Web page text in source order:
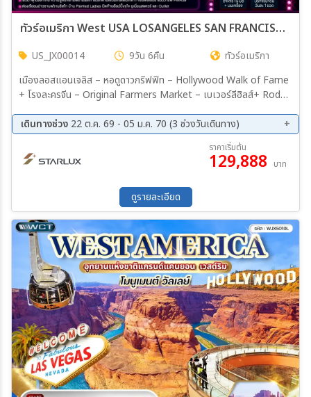
ทัวร์อเมริกา West USA LOSANGELES SAN FRANCISCO LAS VEGAS 9วัน 6คืน (JX)
US_JX00014 9วัน 6คืน
ทัวร์อเมริกา
เมืองลอสแอนเจลิส – หอดูดาวกริฟฟิท – Hollywood Walk of Fame
+ โรงละครจีน – Original Farmers Market – เบเวอร์ลีฮิลส์+ Rodeo
เจลิส – ย่านศูนย์การค้าออนแทรีโอ มิลส์ – เมืองลาสเวกัส – ถนน Las
Vegas Strip +น้ำพุเบลลาจิโอ เมืองลาสเวกัส – แกรนด์แคนยอนเวสต์
(รวมค่าเข้า)+ Guano Point – เขื่อนฮูเวอร์(รวมค่าเข้า) – เมืองลาสเวกั
ส เมืองลาสเวกัส – Fabulous Las Vegas Sign – บาร์สโตว์ – Outlet
เดินทางช่วง 22 ต.ค. 69 - 05 ม.ค. 70 (3 ช่วงวันเดินทาง)
03 ธ.ค. 69 - 11 ธ.ค. 69
28 ธ.ค. 69 - 05 ม.ค. 70
ราคาเริ่มต้น
129,888 บาท
ดูรายละเอียด